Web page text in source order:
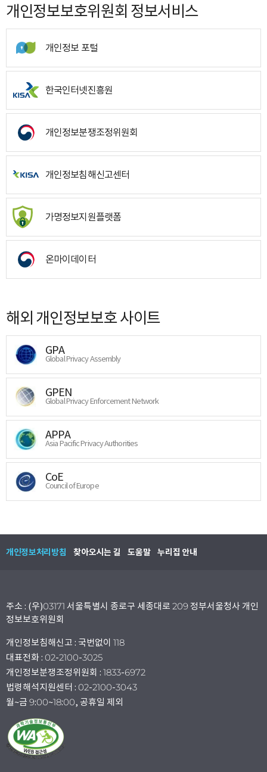
개인정보보호위원회 정보서비스
개인정보 포털
한국인터넷진흥원
개인정보분쟁조정위원회
개인정보침해신고센터
가명정보지원플랫폼
온마이데이터
해외 개인정보보호 사이트
GPA
Global Privacy Assembly
GPEN
Global Privacy Enforcement Network
APPA
Asia Pacific Privacy Authorities
CoE
Council of Europe
개인정보처리방침 찾아오시는 길 도움말 누리집 안내
주소 : (우)03171 서울특별시 종로구 세종대로 209 정부서울청사 개인
정보보호위원회
개인정보침해신고 : 국번없이 118
대표전화 : 02-2100-3025
개인정보분쟁조정위원회 : 1833-6972
법령해석지원센터 : 02-2100-3043
월~금 9:00~18:00, 공휴일 제외